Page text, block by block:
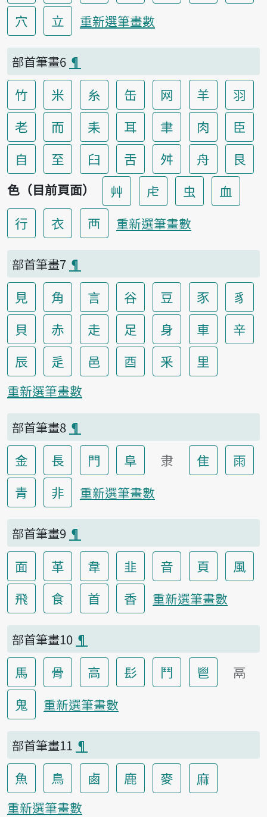
穴
立 重新選筆畫數
部首筆畫6 ¶
竹 米 糸 缶 网 羊
羽
老
而 耒 耳 聿 肉
臣
自
至 臼 舌 舛 舟 艮
色（目前頁面） 艸 虍 虫
血
行
衣 襾 重新選筆畫數
部首筆畫7 ¶
見 角 言 谷 豆 豕
豸
貝
赤 走 足 身 車
辛
辰
辵 邑 酉 釆 里
重新選筆畫數
部首筆畫8 ¶
金 長 門 阜 隶 隹
雨
青
非 重新選筆畫數
部首筆畫9 ¶
面 革 韋 韭 音 頁
風
飛
食 首 香 重新選筆畫數
部首筆畫10 ¶
馬 骨 高 髟 鬥 鬯
鬲
鬼
重新選筆畫數
部首筆畫11 ¶
魚 鳥 鹵 鹿 麥 麻
重新選筆畫數